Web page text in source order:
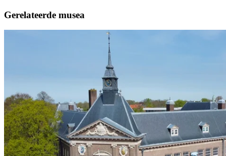
Gerelateerde musea